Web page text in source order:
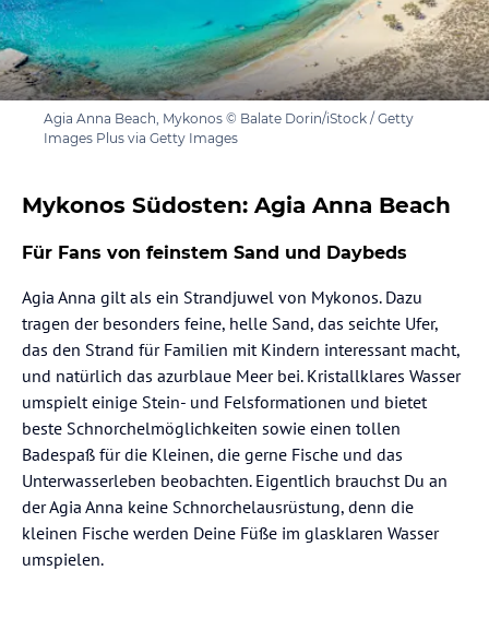
Agia Anna Beach, Mykonos © Balate Dorin/iStock / Getty
Images Plus via Getty Images
Mykonos Südosten: Agia Anna Beach
Für Fans von feinstem Sand und Daybeds
Agia Anna gilt als ein Strandjuwel von Mykonos. Dazu
tragen der besonders feine, helle Sand, das seichte Ufer,
das den Strand für Familien mit Kindern interessant macht,
und natürlich das azurblaue Meer bei. Kristallklares Wasser
umspielt einige Stein- und Felsformationen und bietet
beste Schnorchelmöglichkeiten sowie einen tollen
Badespaß für die Kleinen, die gerne Fische und das
Unterwasserleben beobachten. Eigentlich brauchst Du an
der Agia Anna keine Schnorchelausrüstung, denn die
kleinen Fische werden Deine Füße im glasklaren Wasser
umspielen.